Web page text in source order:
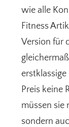
wie alle
Fitness
Version für
Preis keine
müssen sie
sondern